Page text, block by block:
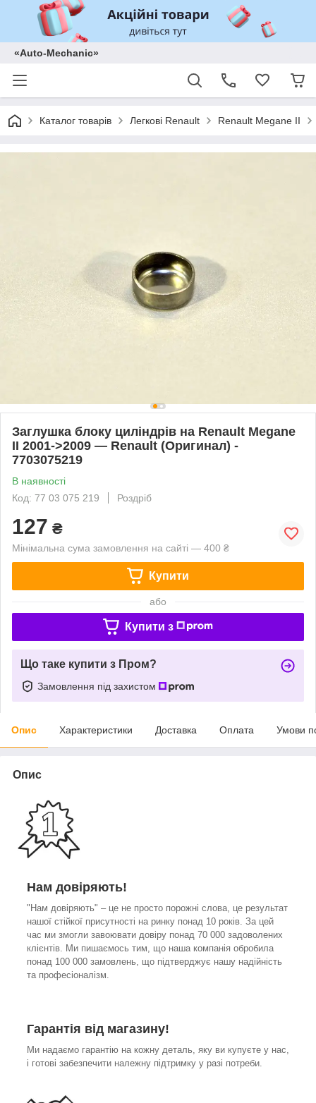
«Auto-Mechanic»
Каталог товарів Легкові Renault Renault Megane II
Заглушка блоку циліндрів на Renault Megane
II 2001->2009 — Renault (Оригинал) -
7703075219
В наявності
Код: 77 03 075 219
Роздріб
127 ₴
Мінімальна сума замовлення на сайті — 400 ₴
Купити
або
Купити з
Що таке купити з Пром?
Замовлення під захистом
Опис Характеристики Доставка Оплата Умови
Опис
Нам довіряють!
"Нам довіряють" – це не просто порожні слова, це результат
нашої стійкої присутності на ринку понад 10 років. За цей
час ми змогли завоювати довіру понад 70 000 задоволених
клієнтів. Ми пишаємось тим, що наша компанія обробила
понад 100 000 замовлень, що підтверджує нашу надійність
та професіоналізм.
Гарантія від магазину!
Ми надаємо гарантію на кожну деталь, яку ви купуєте у нас,
і готові забезпечити належну підтримку у разі потреби.